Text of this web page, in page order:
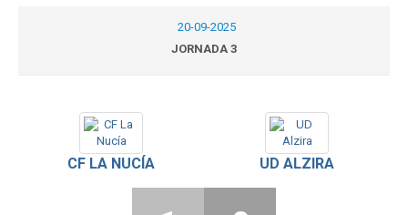
20-09-2025
JORNADA 3
CF LA NUCÍA UD ALZIRA